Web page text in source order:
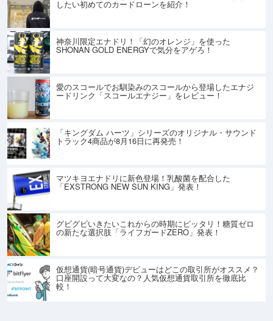
したい初めてのカードローンを紹介！
神奈川限定エナドリ！「幻のオレンジ」を使った
SHONAN GOLD ENERGYで気分をアゲろ！
愛のスコールでお馴染みのスコールから登場したエナジ
ードリンク「スコールエナジー」をレビュー！
「キングダム ハーツ」シリーズのオリジナル・サウンド
トラック4商品が8月16日に再発売！
マツキヨエナドリに新色登場！乳酸菌を配合した
「EXSTRONG NEW SUN KING」発表！
グビグビいきたいこれからの時期にピッタリ！糖質ゼロ
の新たな選択肢「ライフガードZERO」発表！
仮想通貨(暗号通貨)デビューはどこの取引所がオススメ？
口座開設って大変なの？人気仮想通貨取引所を徹底比
較！